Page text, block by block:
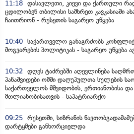
11:18 დასავლეთი, კიევი და ქართული
ცდილობენ თბილისი სამხრეთ კავკასიაში
ჩაითრიონ - რუსეთის საგარეო უწყება
10:40 საქართველო განაგრძობს
მოგვარების პოლიტიკას - საგარეო უწყება
10:32
დღეს ტაძრებში აღევლინება
პანაშვიდები ომში დაღუპულთა სულების
საქართველოს მშვიდობის, ერთიანობისა
მთლიანობისათვის - საპატრიარქო
09:25 რუსეთში, სიზრანის
დარტყმები განხორციელდა